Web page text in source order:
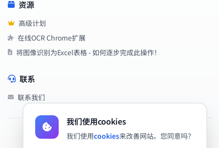
资源
高级计划
在线OCR Chrome扩展
将图像识别为Excel表格 - 如何逐步完成此操作！
联系
联系我们
2019 - 2026 OnlineOCR - 免费在线OCR
我们使用cookies
我们使用cookies来改善网站。您同意吗？